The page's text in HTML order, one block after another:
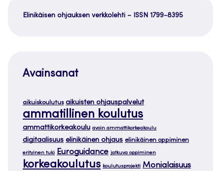
Elinikäisen ohjauksen verkkolehti – ISSN 1799-8395
Avainsanat
aikuiskoulutus aikuisten ohjauspalvelut
ammatillinen koulutus
ammattikorkeakoulu avoin ammattikorkeakoulu
digitaalisuus elinikäinen ohjaus elinikäinen oppiminen
erityinen tuki Euroguidance jatkuva oppiminen
korkeakoulutus koulutusprojekti Monialaisuus